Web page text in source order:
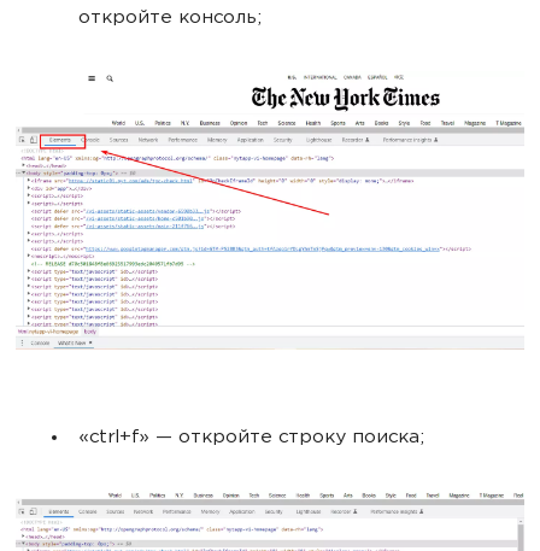
откройте консоль;
«ctrl+f» — откройте строку поиска;